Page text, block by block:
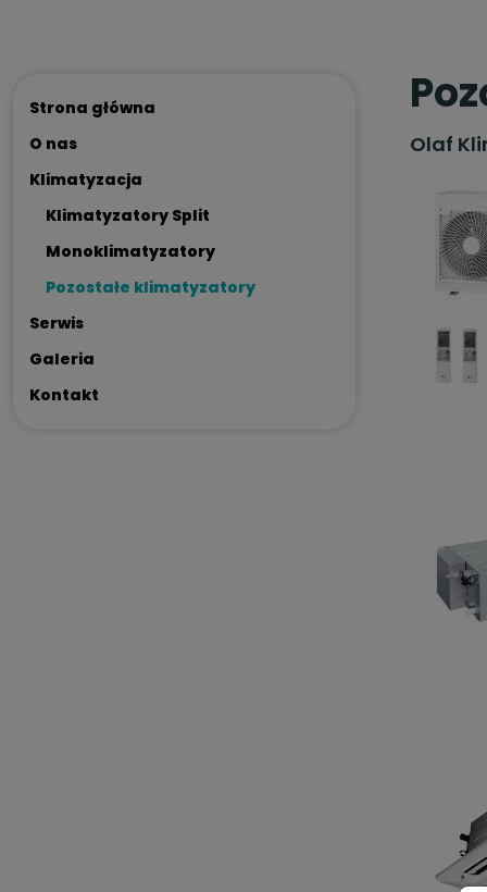
Strona główna
O nas
Klimatyzacja
Klimatyzatory Split
Monoklimatyzatory
Pozostałe klimatyzatory
Serwis
Galeria
Kontakt
Olaf